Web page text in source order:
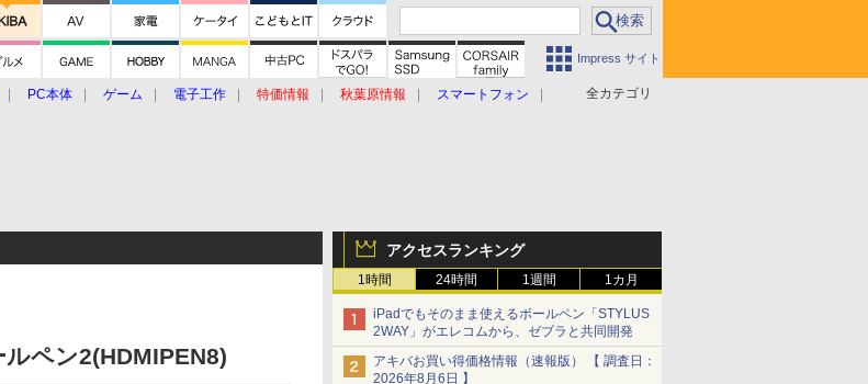
Impress サイト
全カテゴリ
PC本体 ゲーム 電子工作 特価情報 秋葉原情報
スマートフォン
アクセスランキング
1時間 24時間 1週間 1カ月
iPadでもそのまま使えるボールペン「STYLUS
2WAY」がエレコムから、ゼブラと共同開発
アキバお買い得価格情報（速報版） 【 調査日：
2026年8月6日 】
ペン2(HDMIPEN8)